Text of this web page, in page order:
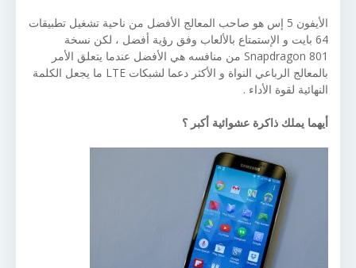
الأيفون 5 إس هو صاحب المعالج الأفضل من ناحية تشغيل تطبيقات
64 بايت و الإستمتاع بالألعاب وفق رؤية أفضل ، لكن نسخة
Snapdragon 801 من منافسه هي الأفضل عندما يتعلق الأمر
بالمعالج الرباعي النواة و الأكثر دعما لشبكات LTE ما يجعل الكلمة
النهائية لقوة الأداء .
أيهما يملك ذاكرة عشوائية أكبر ؟